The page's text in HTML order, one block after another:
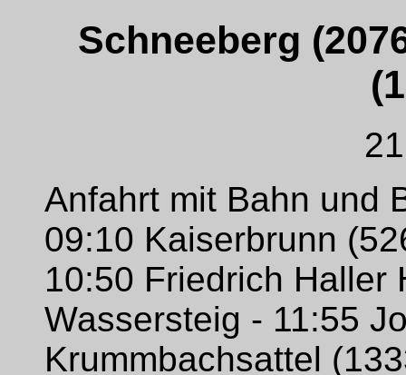
Schneeberg
Anfahrt mit Bahn und
09:10 Kaiserbrunn
10:50 Friedrich Haller
Wassersteig - 11:55
Krummbachsattel